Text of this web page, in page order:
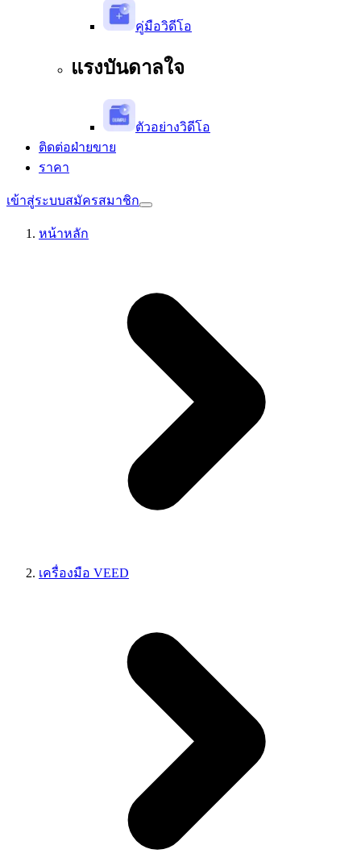
คู่มือวิดีโอ
แรงบันดาลใจ
ตัวอย่างวิดีโอ
ติดต่อฝ่ายขาย
ราคา
เข้าสู่ระบบสมัครสมาชิก
หน้าหลัก
เครื่องมือ VEED